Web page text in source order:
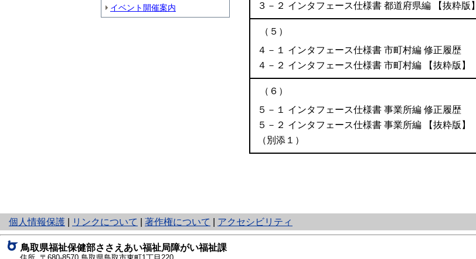
イベント開催案内
３－２ インタフェース仕様書 都道府県編 【抜粋版】
（５）
４－１ インタフェース仕様書 市町村編 修正履歴
４－２ インタフェース仕様書 市町村編 【抜粋版】
（６）
５－１ インタフェース仕様書 事業所編 修正履歴
５－２ インタフェース仕様書 事業所編 【抜粋版】
（別添１）
個人情報保護
と
り
ネ
ッ
リンクについて 著作権について アクセシビリティ
鳥取県福祉保健部ささえあい福祉局障がい福祉課